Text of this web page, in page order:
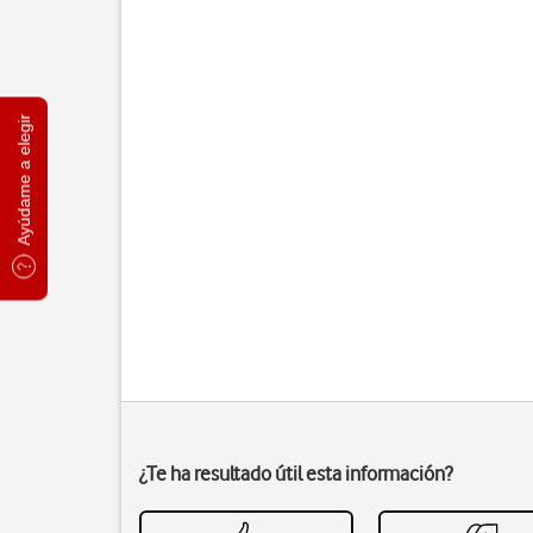
Ayúdame a elegir
¿Te ha resultado útil esta información?